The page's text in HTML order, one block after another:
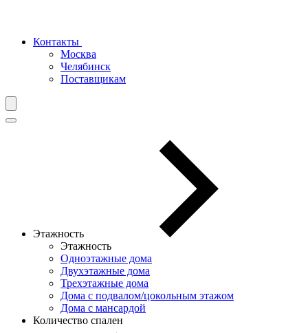
Контакты
Москва
Челябинск
Поставщикам
Этажность
Этажность
Одноэтажные дома
Двухэтажные дома
Трехэтажные дома
Дома с подвалом/цокольным этажом
Дома с мансардой
Количество спален